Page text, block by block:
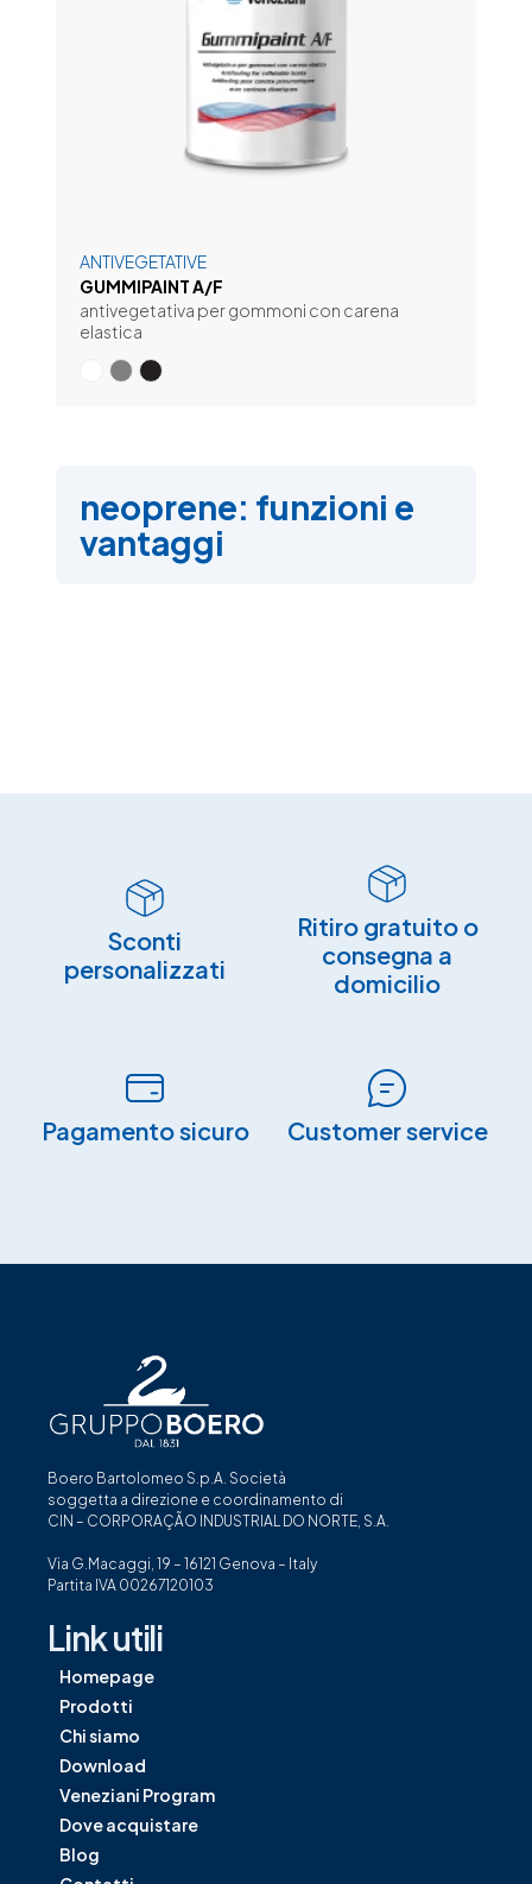
ANTIVEGETATIVE
GUMMIPAINT A/F
antivegetativa per gommoni con carena
elastica
neoprene: funzioni e
vantaggi
Sconti
personalizzati
Ritiro gratuito o
consegna a
domicilio
Pagamento sicuro​ Customer service
Boero Bartolomeo S.p.A. Società
soggetta a direzione e coordinamento di
CIN – CORPORAÇÃO INDUSTRIAL DO NORTE, S.A.
Via G.Macaggi, 19 – 16121 Genova – Italy
Partita IVA 00267120103
Link utili
Homepage
Prodotti
Chi siamo
Download
Veneziani Program
Dove acquistare
Blog